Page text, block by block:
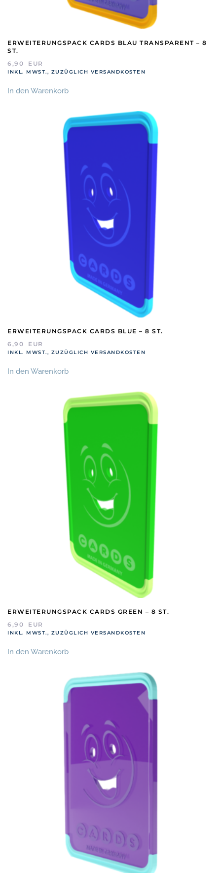
ERWEITERUNGSPACK CARDS BLAU TRANSPARENT – 8
ST.
6,90
EUR
INKL. MWST., ZUZÜGLICH VERSANDKOSTEN
In den Warenkorb
ERWEITERUNGSPACK CARDS BLUE – 8 ST.
6,90
EUR
INKL. MWST., ZUZÜGLICH VERSANDKOSTEN
In den Warenkorb
ERWEITERUNGSPACK CARDS GREEN – 8 ST.
6,90
EUR
INKL. MWST., ZUZÜGLICH VERSANDKOSTEN
In den Warenkorb